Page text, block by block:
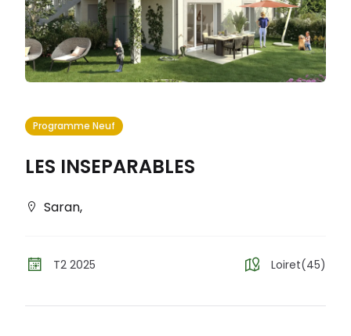
Programme Neuf
LES INSEPARABLES
Saran,
T2 2025 Loiret(45)